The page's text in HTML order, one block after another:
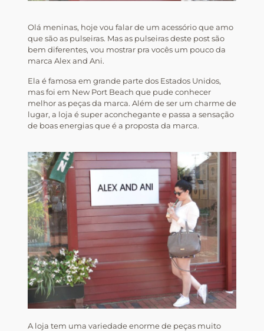
Olá meninas, hoje vou falar de um acessório que amo
que são as pulseiras. Mas as pulseiras deste post são
bem diferentes, vou mostrar pra vocês um pouco da
marca Alex and Ani.
Ela é famosa em grande parte dos Estados Unidos,
mas foi em New Port Beach que pude conhecer
melhor as peças da marca. Além de ser um charme de
lugar, a loja é super aconchegante e passa a sensação
de boas energias que é a proposta da marca.
A loja tem uma variedade enorme de peças muito